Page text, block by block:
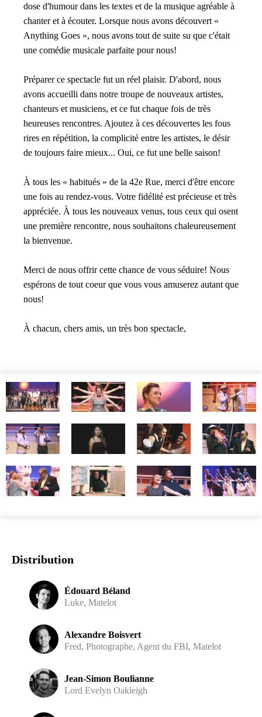
dose d'humour dans les textes et de la musique agréable à
chanter et à écouter. Lorsque nous avons découvert «
Anything Goes », nous avons tout de suite su que c'était
une comédie musicale parfaite pour nous!
Préparer ce spectacle fut un réel plaisir. D'abord, nous
avons accueilli dans notre troupe de nouveaux artistes,
chanteurs et musiciens, et ce fut chaque fois de très
heureuses rencontres. Ajoutez à ces découvertes les fous
rires en répétition, la complicité entre les artistes, le désir
de toujours faire mieux... Oui, ce fut une belle saison!
À tous les « habitués » de la 42e Rue, merci d'être encore
une fois au rendez-vous. Votre fidélité est précieuse et très
appréciée. À tous les nouveaux venus, tous ceux qui osent
une première rencontre, nous souhaitons chaleureusement
la bienvenue.
Merci de nous offrir cette chance de vous séduire! Nous
espérons de tout coeur que vous vous amuserez autant que
nous!
À chacun, chers amis, un très bon spectacle,
Distribution
Édouard Béland
Luke, Matelot
Alexandre Boisvert
Fred, Photographe, Agent du FBI, Matelot
Jean-Simon Boulianne
Lord Evelyn Oakleigh